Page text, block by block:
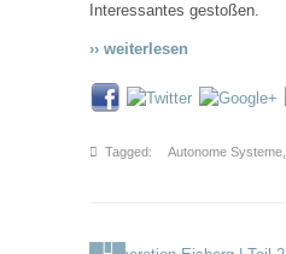
Interessantes gestoßen.
›› weiterlesen
Tagged: Autonome Systeme,